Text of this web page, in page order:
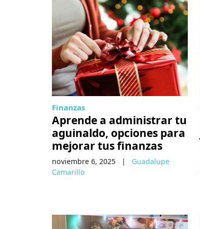
Finanzas
Aprende a administrar tu
aguinaldo, opciones para
mejorar tus finanzas
noviembre 6, 2025 |
Guadalupe
Camarillo